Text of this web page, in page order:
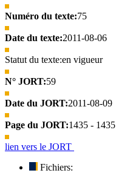
Numéro du texte:75
Date du texte:2011-08-06
Statut du texte:en vigueur
N° JORT:59
Date du JORT:2011-08-09
Page du JORT:1435 - 1435
lien vers le JORT
Fichiers: